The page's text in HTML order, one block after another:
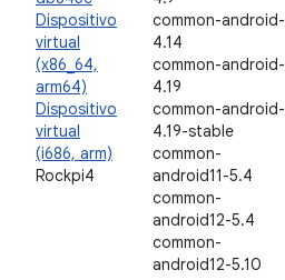
Dispositivo
virtual
(x86_64,
arm64)
Dispositivo
virtual
(i686, arm)
Rockpi4
common-android-
4.14
common-android-
4.19
common-android-
4.19-stable
common-
android11-5.4
common-
android12-5.4
common-
android12-5.10